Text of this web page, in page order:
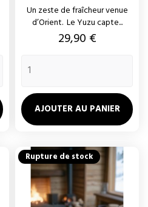
Un zeste de fraîcheur venue
d’Orient. Le Yuzu capte...
Prix
29,90 €
AJOUTER AU PANIER
Rupture de stock